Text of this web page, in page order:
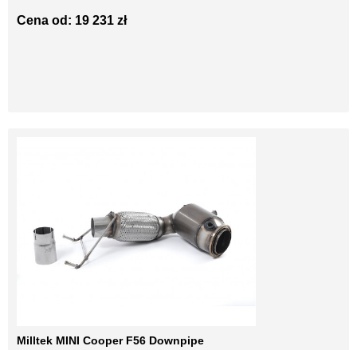
Cena od: 19 231 zł
Milltek MINI Cooper F56 Downpipe